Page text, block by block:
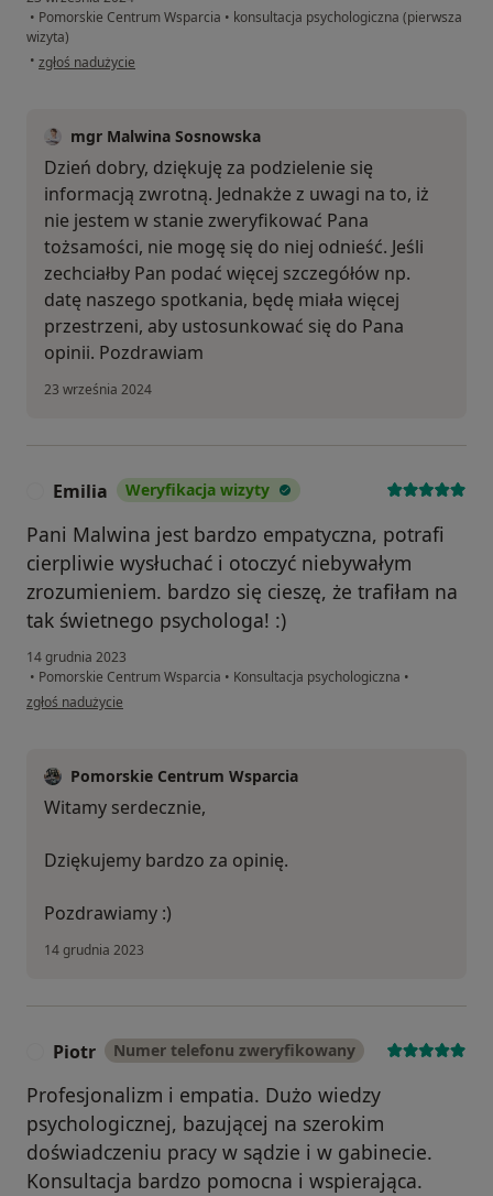
• Pomorskie Centrum Wsparcia • konsultacja psychologiczna (pierwsza
wizyta)
• w opinii użytkownika J.K
zgłoś nadużycie
mgr Malwina Sosnowska
Dzień dobry, dziękuję za podzielenie się
informacją zwrotną. Jednakże z uwagi na to, iż
nie jestem w stanie zweryfikować Pana
tożsamości, nie mogę się do niej odnieść. Jeśli
zechciałby Pan podać więcej szczegółów np.
datę naszego spotkania, będę miała więcej
przestrzeni, aby ustosunkować się do Pana
opinii. Pozdrawiam
23 września 2024
Emilia Weryfikacja wizyty
Pani Malwina jest bardzo empatyczna, potrafi
cierpliwie wysłuchać i otoczyć niebywałym
zrozumieniem. bardzo się cieszę, że trafiłam na
tak świetnego psychologa! :)
14 grudnia 2023
• Pomorskie Centrum Wsparcia • Konsultacja psychologiczna •
w opinii użytkownika Emilia
zgłoś nadużycie
Pomorskie Centrum Wsparcia
Witamy serdecznie,
Dziękujemy bardzo za opinię.
Pozdrawiamy :)
14 grudnia 2023
Piotr Numer telefonu zweryfikowany
Profesjonalizm i empatia. Dużo wiedzy
psychologicznej, bazującej na szerokim
doświadczeniu pracy w sądzie i w gabinecie.
Konsultacja bardzo pomocna i wspierająca.